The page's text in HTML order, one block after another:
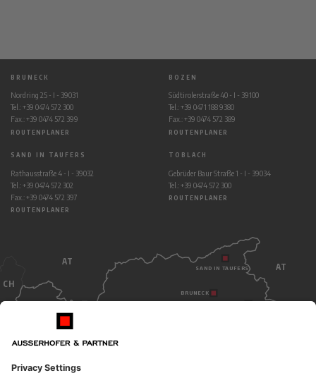
BRUNECK
Nordring 25 - I - 39031
Tel.: +39 0474 572 300
Fax.: +39 0474 572 399
ROUTENPLANER
BOZEN
Südtirolerstraße 40 - I - 39100
Tel.: +39 0471 188 9380
Fax.: +39 0474 572 389
ROUTENPLANER
SAND IN TAUFERS
Rathausstraße 4 - I - 39032
Tel.: +39 0474 572 302
Fax.: +39 0474 572 397
ROUTENPLANER
TOBLACH
Gebrüder Baur Straße 1 - I - 39034
Tel.: +39 0474 572 300
ROUTENPLANER
AT
AT
CH
BRUNECK
SAND IN TAUFERS